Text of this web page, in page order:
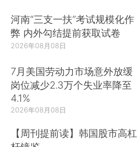
河南“三支一扶”考试规模化作
弊 内外勾结提前获取试卷
2026年08月08日
7月美国劳动力市场意外放缓
岗位减少2.3万个失业率降至
4.1%
2026年08月08日
【周刊提前读】韩国股市高杠